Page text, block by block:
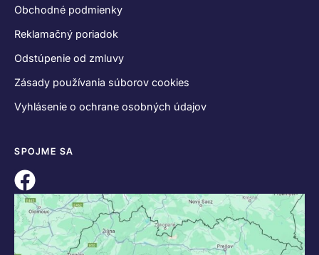
Obchodné podmienky
Reklamačný poriadok
Odstúpenie od zmluvy
Zásady používania súborov cookies
Vyhlásenie o ochrane osobných údajov
SPOJME SA